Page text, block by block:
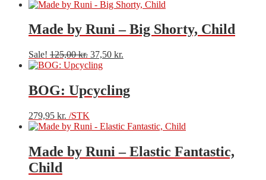
Made by Runi – Big Shorty, Child
Sale! 125,00kr. 37,50 kr.
BOG: Upcycling
279,95 kr. /STK
Made by Runi – Elastic Fantastic,
Child